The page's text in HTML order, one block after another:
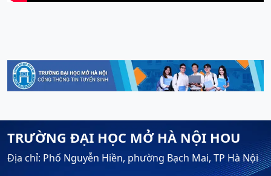
TRƯỜNG ĐẠI HỌC MỞ HÀ NỘI HOU
Địa chỉ: Phố Nguyễn Hiền, phường Bạch Mai, TP Hà Nội